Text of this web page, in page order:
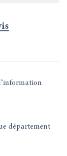
département